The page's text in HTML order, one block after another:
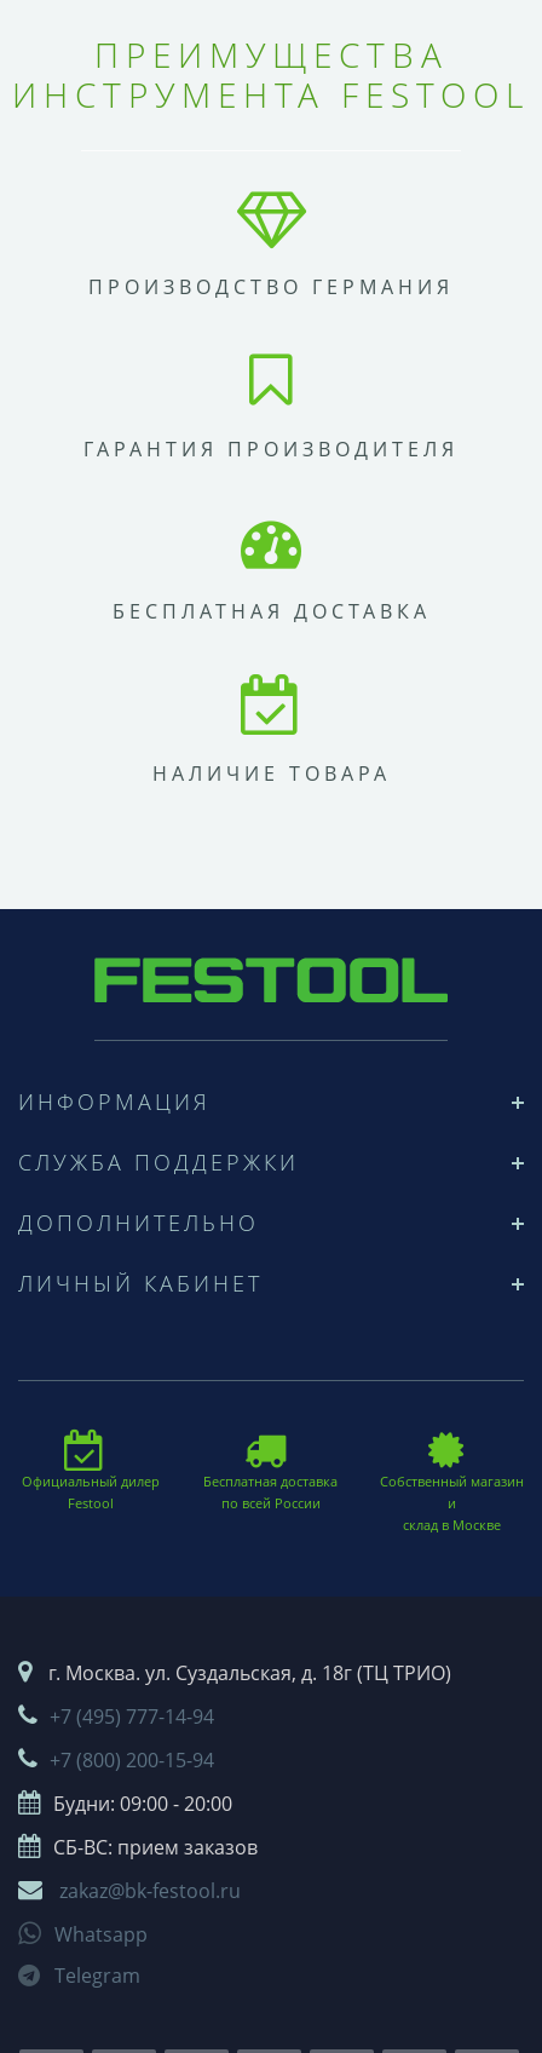
ПРЕИМУЩЕСТВА
ИНСТРУМЕНТА FESTOOL
ПРОИЗВОДСТВО ГЕРМАНИЯ
ГАРАНТИЯ ПРОИЗВОДИТЕЛЯ
БЕСПЛАТНАЯ ДОСТАВКА
НАЛИЧИЕ ТОВАРА
ИНФОРМАЦИЯ
СЛУЖБА ПОДДЕРЖКИ
ДОПОЛНИТЕЛЬНО
ЛИЧНЫЙ КАБИНЕТ
Официальный дилер
Festool
Бесплатная доставка
по всей России
Собственный магазин
и
склад в Москве
г. Москва. ул. Суздальская, д. 18г (ТЦ ТРИО)
+7 (495) 777-14-94
+7 (800) 200-15-94
Будни: 09:00 - 20:00
СБ-ВС: прием заказов
zakaz@bk-festool.ru
Whatsapp
Telegram